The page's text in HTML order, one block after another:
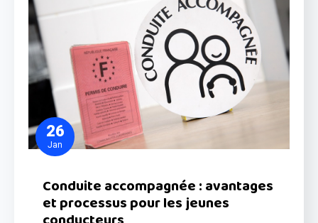
26
Jan
Conduite accompagnée : avantages
et processus pour les jeunes